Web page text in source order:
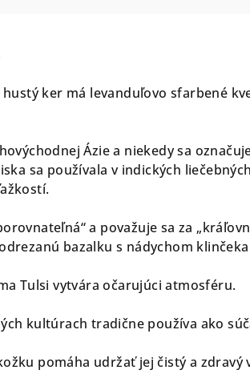
hustý ker má levanduľovo sfarbené
Ázie a niekedy sa
sa používala v indických
a považuje sa za
bazalku s nádychom
Tulsi vytvára očarujúci atmosféru.
kultúrach tradične používa ako
pomáha udržať jej čistý a zdravý